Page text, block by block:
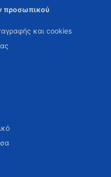
προσωπικού
και cookies